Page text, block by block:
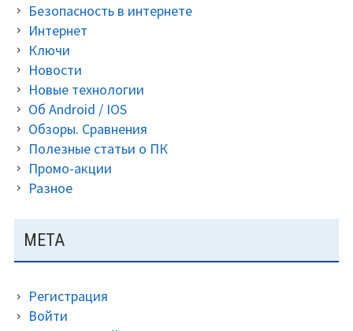
Безопасность в интернете
Интернет
Ключи
Новости
Новые технологии
Об Android / IOS
Обзоры. Сравнения
Полезные статьи о ПК
Промо-акции
Разное
МЕТА
Регистрация
Войти